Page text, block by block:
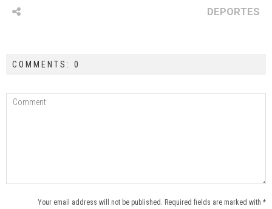
DEPORTES
COMMENTS: 0
Your email address will not be published. Required fields are marked with *